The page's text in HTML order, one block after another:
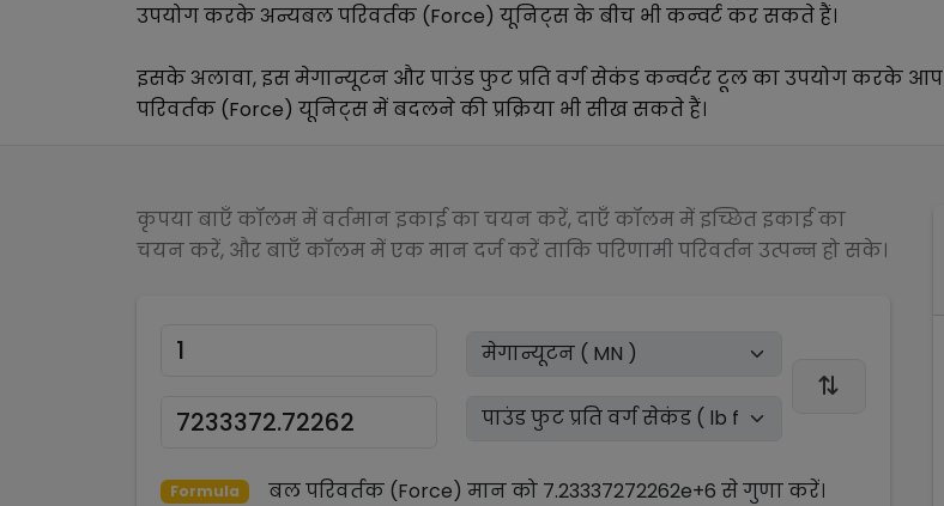
उपयोग करके अन्यबल परिवर्तक (Force) यूनिट्स के बीच भी कन्वर्ट कर सकते हैं।
इसके अलावा, इसमेगान्यूटन औरपाउंड फुट प्रति वर्ग सेकंडकन्वर्टर टूल का उपयोग करके आप
परिवर्तक (Force) यूनिट्स में बदलने की प्रक्रिया भी सीख सकते हैं।
कृपया बाएँ कॉलम में वर्तमान इकाई का चयन करें, दाएँ कॉलम में इच्छित इकाई का
चयन करें, और बाएँ कॉलम में एक मान दर्ज करें ताकि परिणामी परिवर्तन उत्पन्न हो सके।
Formula बल परिवर्तक (Force) मान को 7.23337272262e+6 सेगुणाकरें।